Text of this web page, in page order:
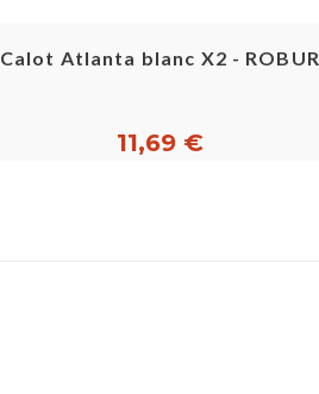
Calot Atlanta blanc X2 - ROBUR
11,69 €